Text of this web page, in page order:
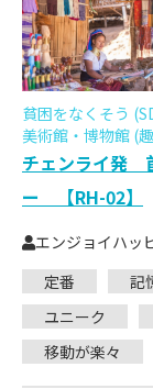
貧困をなくそう
美術館・博物館 (
チェンライ発
ー 【RH-02】
エンジョイハッ
定番
記
ユニーク
移動が楽々